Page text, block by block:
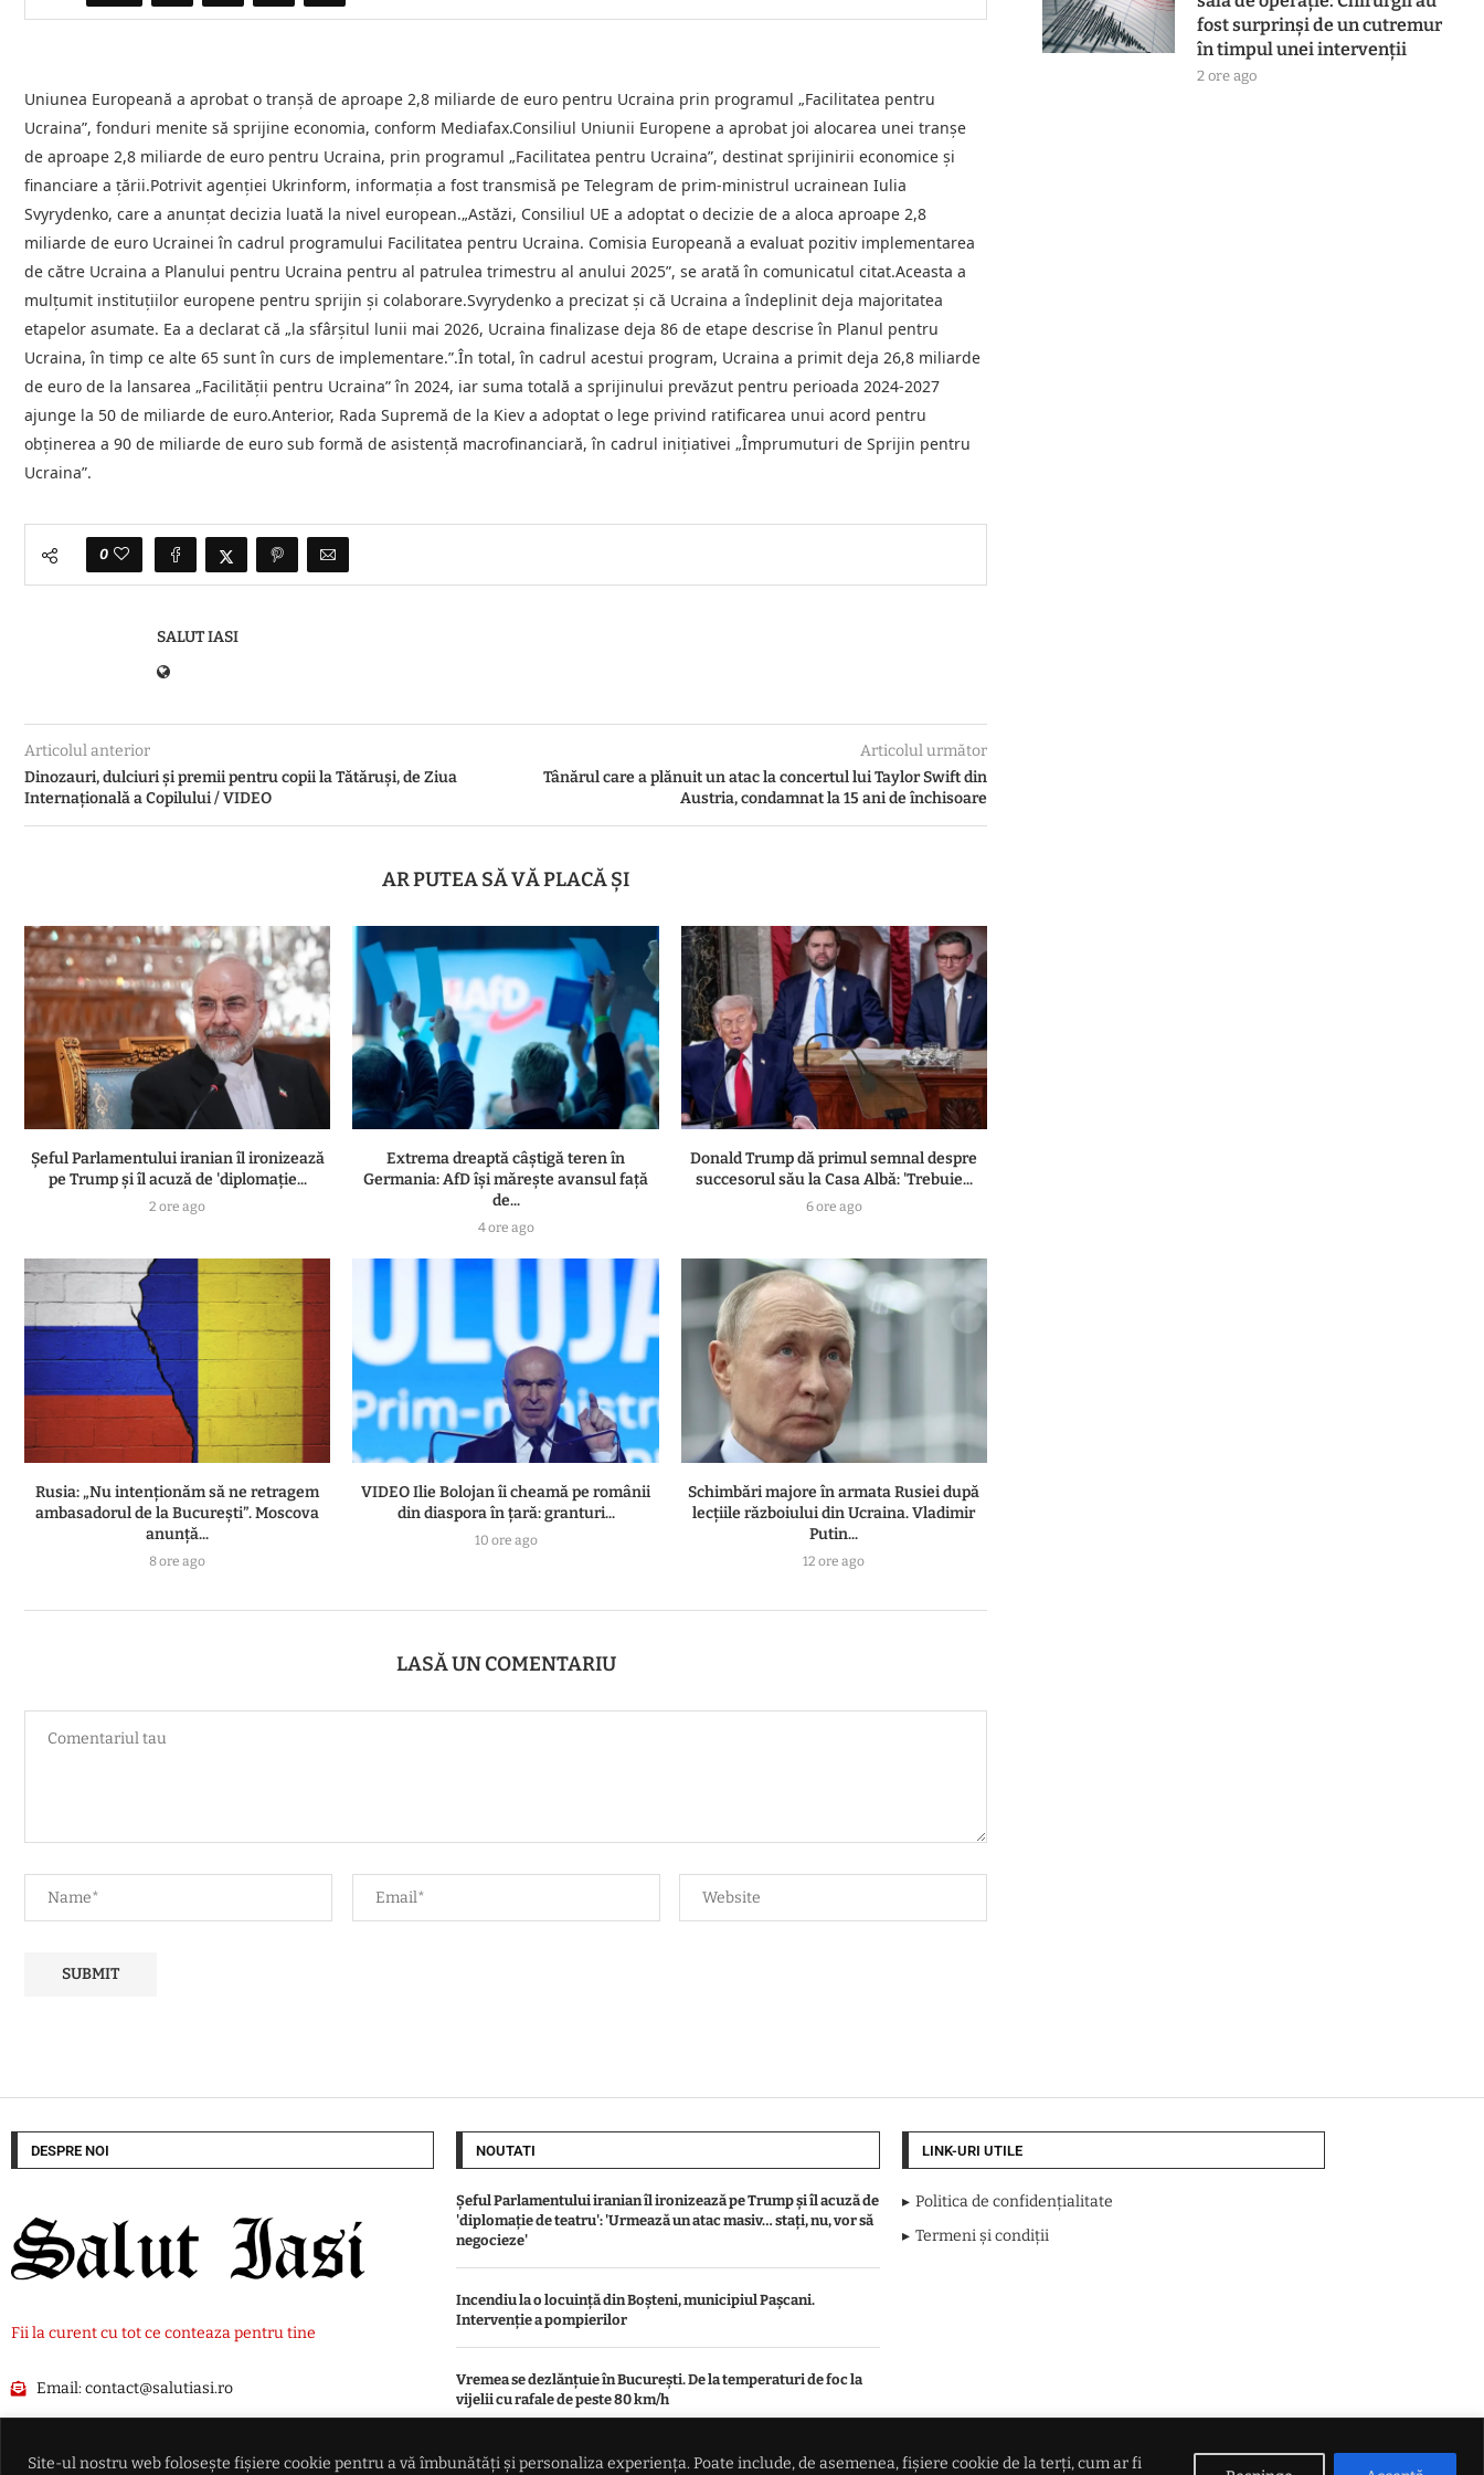
Site-ul nostru web folosește fișiere cookie pentru a vă îmbunătăți și personaliza experiența. Poate include, de asemenea, fișiere cookie de la terți, cum ar fi
Uniunea Europeană a aprobat o tranșă de aproape 2,8 miliarde de euro pentru Ucraina prin programul „Facilitatea pentru
Ucraina”, fonduri menite să sprijine economia, conform Mediafax.Consiliul Uniunii Europene a aprobat joi alocarea unei tranșe
de aproape 2,8 miliarde de euro pentru Ucraina, prin programul „Facilitatea pentru Ucraina”, destinat sprijinirii economice și
financiare a țării.Potrivit agenției Ukrinform, informația a fost transmisă pe Telegram de prim-ministrul ucrainean Iulia
Svyrydenko, care a anunțat decizia luată la nivel european.„Astăzi, Consiliul UE a adoptat o decizie de a aloca aproape 2,8
miliarde de euro Ucrainei în cadrul programului Facilitatea pentru Ucraina. Comisia Europeană a evaluat pozitiv implementarea
de către Ucraina a Planului pentru Ucraina pentru al patrulea trimestru al anului 2025”, se arată în comunicatul citat.Aceasta a
mulțumit instituțiilor europene pentru sprijin și colaborare.Svyrydenko a precizat și că Ucraina a îndeplinit deja majoritatea
etapelor asumate. Ea a declarat că „la sfârșitul lunii mai 2026, Ucraina finalizase deja 86 de etape descrise în Planul pentru
Ucraina, în timp ce alte 65 sunt în curs de implementare.”.În total, în cadrul acestui program, Ucraina a primit deja 26,8 miliarde
de euro de la lansarea „Facilității pentru Ucraina” în 2024, iar suma totală a sprijinului prevăzut pentru perioada 2024-2027
ajunge la 50 de miliarde de euro.Anterior, Rada Supremă de la Kiev a adoptat o lege privind ratificarea unui acord pentru
obținerea a 90 de miliarde de euro sub formă de asistență macrofinanciară, în cadrul inițiativei „Împrumuturi de Sprijin pentru
Ucraina”.
0
SALUT IASI
Articolul anterior
Dinozauri, dulciuri și premii pentru copii la Tătăruși, de Ziua
Internațională a Copilului / VIDEO
Articolul următor
Tânărul care a plănuit un atac la concertul lui Taylor Swift din
Austria, condamnat la 15 ani de închisoare
AR PUTEA SĂ VĂ PLACĂ ȘI
Șeful Parlamentului iranian îl ironizează
pe Trump și îl acuză de 'diplomație...
2 ore ago
Extrema dreaptă câștigă teren în
Germania: AfD își mărește avansul față
de...
4 ore ago
Donald Trump dă primul semnal despre
succesorul său la Casa Albă: 'Trebuie...
6 ore ago
Rusia: „Nu intenționăm să ne retragem
ambasadorul de la București”. Moscova
anunță...
8 ore ago
VIDEO Ilie Bolojan îi cheamă pe românii
din diaspora în țară: granturi...
10 ore ago
Schimbări majore în armata Rusiei după
lecțiile războiului din Ucraina. Vladimir
Putin...
12 ore ago
LASĂ UN COMENTARIU
fost surprinși de un cutremur
în timpul unei intervenții
2 ore ago
DESPRE NOI
Fii la curent cu tot ce conteaza pentru tine
Email:contact@salutiasi.ro
NOUTATI
Șeful Parlamentului iranian îl ironizează pe Trump și îl acuză de
'diplomație de teatru': 'Urmează un atac masiv… stați, nu, vor să
negocieze'
Incendiu la o locuință din Boșteni, municipiul Pașcani.
Intervenție a pompierilor
Vremea se dezlănțuie în București. De la temperaturi de foc la
vijelii cu rafale de peste 80 km/h
Se-adună norii peste piața grâului: Recolte mai mici la marii
LINK-URI UTILE
Politica de confidențialitate
Termeni și condiții